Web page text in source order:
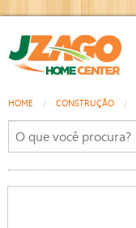
HOME CONSTRUÇÃO